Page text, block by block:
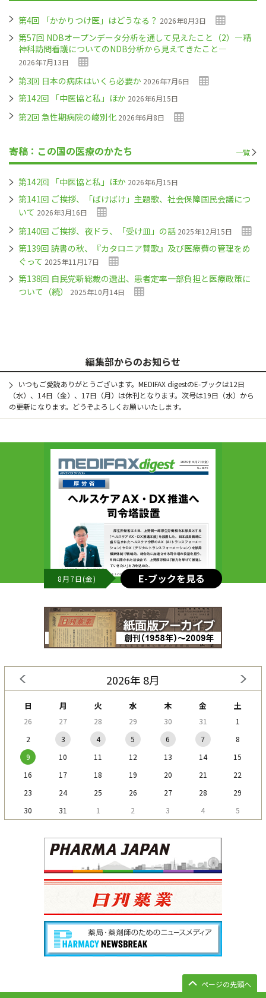
第4回 「かかりつけ医」はどうなる？ 2026年8月3日
第57回 NDBオープンデータ分析を通して見えたこと（2）―精
神科訪問看護についてのNDB分析から見えてきたこと―
2026年7月13日
第3回 日本の病床はいくら必要か 2026年7月6日
第142回 「中医協と私」ほか 2026年6月15日
第2回 急性期病院の峻別化 2026年6月8日
寄稿：この国の医療のかたち 一覧
第142回 「中医協と私」ほか 2026年6月15日
第141回 ご挨拶、「ばけばけ」主題歌、社会保障国民会議につ
いて 2026年3月16日
第140回 ご挨拶、夜ドラ、「受け皿」の話 2025年12月15日
第139回 読書の秋、『カタロニア賛歌』及び医療費の管理をめ
ぐって 2025年11月17日
第138回 自民党新総裁の選出、患者定率一部負担と医療政策に
ついて（続）
2025年10月14日
編集部からのお知らせ
いつもご愛読ありがとうございます。MEDIFAX digestのE-ブックは12日
（水）、14日（金）、17日（月）は休刊となります。次号は19日（水）から
の更新になります。どうぞよろしくお願いいたします。
8月7日(金) E-ブックを見る
2026年 8月
日 月 火 水 木 金 土
26 27 28 29 30 31
1
2
3 4 5 6 7
8
9
10 11 12 13 14
15
16
17 18 19 20 21
22
23
24 25 26 27 28
29
30
31 1 2 3 4 5
ページの先頭へ